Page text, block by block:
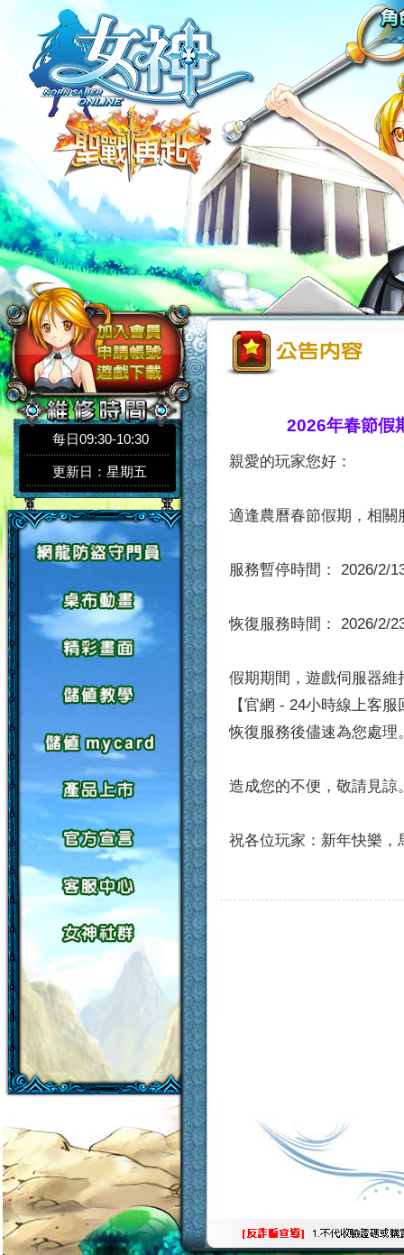
每日09:30-10:30
更新日：星期五
2026年春節假
親愛的玩家您好：
適逢農曆春節假期，相關
服務暫停時間： 2026/2/
恢復服務時間： 2026/2/
假期期間，遊戲伺服器
【官網 - 24小時線上客
恢復服務後儘速為您處理
造成您的不便，敬請見諒
祝各位玩家：新年快樂，